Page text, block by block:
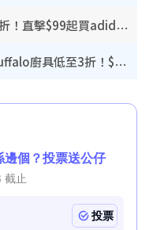
開倉優惠｜馬拉松開倉低至3折！直擊$99起買adidas／New Balance／Puma鞋款 STANLEY保溫杯劈價至$119起
廚具優惠｜普樂氏/意美廚/Buffalo廚具低至3折！$89起買煎鍋／炒鑊／個人鍋 同場小家電激減至$99起